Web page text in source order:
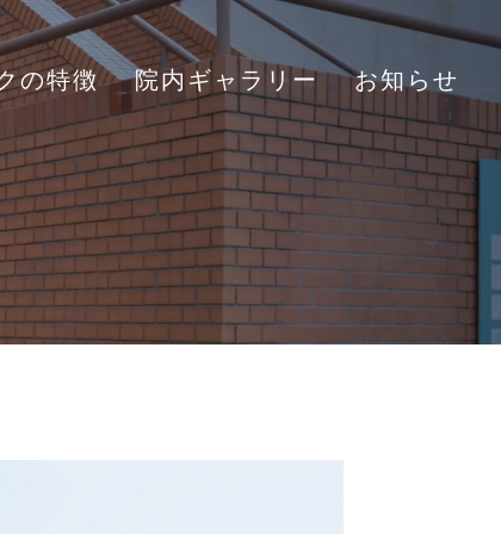
の特徴 院内ギャラリー お知らせ